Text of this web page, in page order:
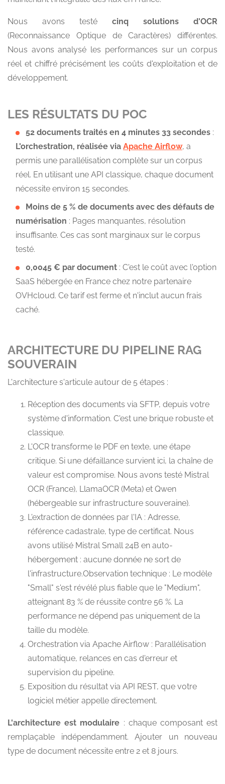
Nous avons testé cinq solutions d'OCR
(Reconnaissance Optique de Caractères) différentes.
Nous avons analysé les performances sur un corpus
réel et chiffré précisément les coûts d'exploitation et de
développement.
LES RÉSULTATS DU POC
52 documents traités en 4 minutes 33 secondes :
L'orchestration, réalisée via Apache Airflow, a
permis une parallélisation complète sur un corpus
réel. En utilisant une API classique, chaque document
nécessite environ 15 secondes.
Moins de 5 % de documents avec des défauts de
numérisation : Pages manquantes, résolution
insuffisante. Ces cas sont marginaux sur le corpus
testé.
0,0045 € par document : C'est le coût avec l'option
SaaS hébergée en France chez notre partenaire
OVHcloud. Ce tarif est ferme et n'inclut aucun frais
caché.
ARCHITECTURE DU PIPELINE RAG
SOUVERAIN
L'architecture s'articule autour de 5 étapes :
Réception des documents via SFTP, depuis votre
système d'information. C'est une brique robuste et
classique.
L'OCR transforme le PDF en texte, une étape
critique. Si une défaillance survient ici, la chaîne de
valeur est compromise. Nous avons testé Mistral
OCR (France), LlamaOCR (Meta) et Qwen
(hébergeable sur infrastructure souveraine).
L'extraction de données par l'IA : Adresse,
référence cadastrale, type de certificat. Nous
avons utilisé Mistral Small 24B en auto-
hébergement : aucune donnée ne sort de
l'infrastructure.Observation technique : Le modèle
"Small" s'est révélé plus fiable que le "Medium",
atteignant 83 % de réussite contre 56 %. La
performance ne dépend pas uniquement de la
taille du modèle.
Orchestration via Apache Airflow : Parallélisation
automatique, relances en cas d'erreur et
supervision du pipeline.
Exposition du résultat via API REST, que votre
logiciel métier appelle directement.
L'architecture est modulaire : chaque composant est
remplaçable indépendamment. Ajouter un nouveau
type de document nécessite entre 2 et 8 jours.